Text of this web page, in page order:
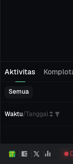
Aktivitas
Semua
Waktu/Tanggal